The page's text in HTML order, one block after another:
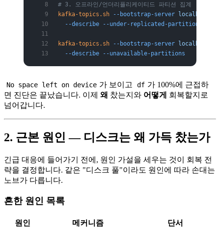
# 3. 오프라인/언더리플리케이티드 파티션 집계
kafka-topics.sh --bootstrap-server
  --describe
--under-replicated-partitions
kafka-topics.sh --bootstrap-server
  --describe
--unavailable-partitions
No space left on device 가 보이고 df 가 100%에 근접하
면 진단은 끝났습니다. 이제 왜 찼는지와 어떻게
회복할지로
넘어갑니다.
2. 근본 원인 — 디스크는 왜 가득 찼는가
긴급 대응에 들어가기 전에, 원인 가설을 세우는 것이 회복 전
략을 결정합니다. 같은 "디스크 풀"이라도 원인에 따라 손대는
노브가 다릅니다.
흔한 원인 목록
원인 메커니즘 단서